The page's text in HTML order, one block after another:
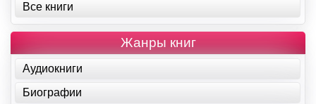
Все книги
Жанры книг
Аудиокниги
Биографии